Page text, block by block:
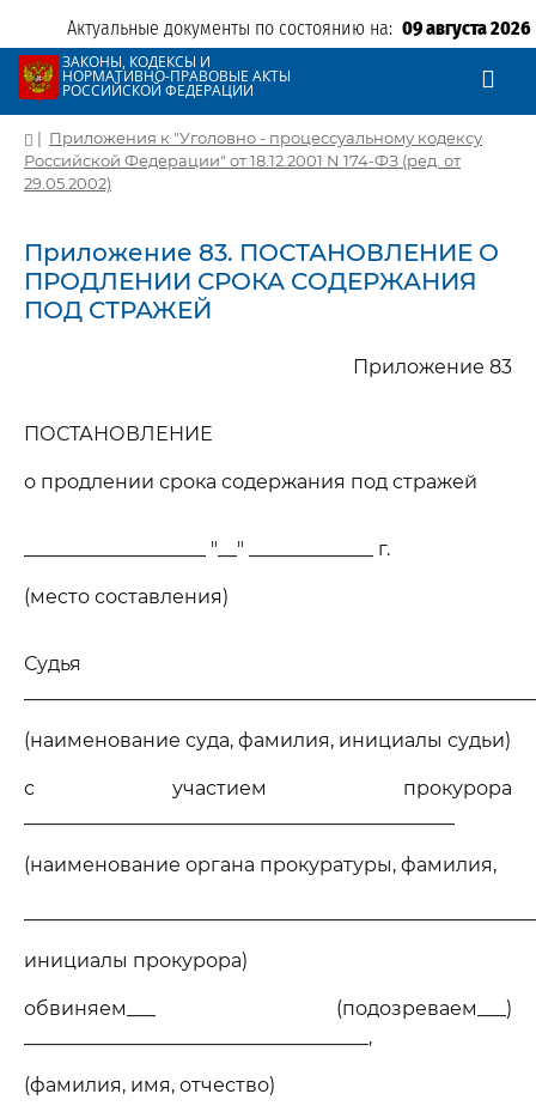
Актуальные документы по состоянию на: 09 августа 2026
ЗАКОНЫ, КОДЕКСЫ И
НОРМАТИВНО-ПРАВОВЫЕ АКТЫ
РОССИЙСКОЙ ФЕДЕРАЦИИ
| Приложения к "Уголовно - процессуальному кодексу
Российской Федерации" от 18.12.2001 N 174-ФЗ (ред. от
29.05.2002)
Приложение 83. ПОСТАНОВЛЕНИЕ О
ПРОДЛЕНИИ СРОКА СОДЕРЖАНИЯ
ПОД СТРАЖЕЙ
Приложение 83
ПОСТАНОВЛЕНИЕ
о продлении срока содержания под стражей
___________________ "__" _____________ г.
(место составления)
Судья
(наименование суда, фамилия, инициалы судьи)
с участием прокурора
(наименование органа прокуратуры, фамилия,
инициалы прокурора)
обвиняем___ (подозреваем___)
____________________________________,
(фамилия, имя, отчество)